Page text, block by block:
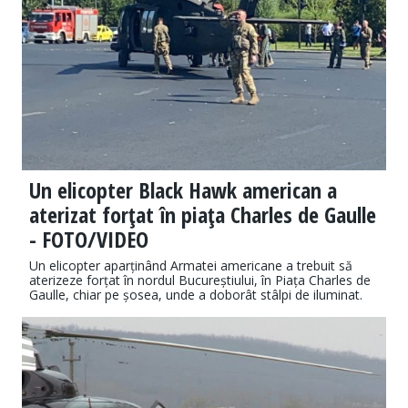
Un elicopter Black Hawk american a
aterizat forţat în piaţa Charles de Gaulle
- FOTO/VIDEO
Un elicopter aparținând Armatei americane a trebuit să
aterizeze forțat în nordul Bucureștiului, în Piața Charles de
Gaulle, chiar pe șosea, unde a doborât stâlpi de iluminat.